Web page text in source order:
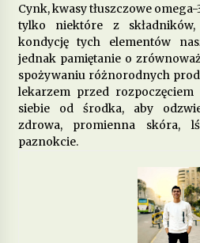
Cynk, kwasy tłuszczowe
tylko niektóre z
kondycję tych elementów
jednak pamiętanie o
spożywaniu różnorodnych
lekarzem przed rozpoczęciem
siebie od środka, aby
zdrowa, promienna skóra,
paznokcie.